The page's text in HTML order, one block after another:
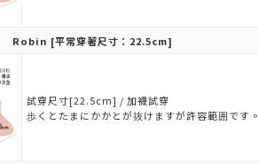
Robin [平常穿著尺寸：22.5cm]
試穿尺寸[22.5cm] / 加襪試穿
歩くとたまにかかとが抜けますが許容範囲です。